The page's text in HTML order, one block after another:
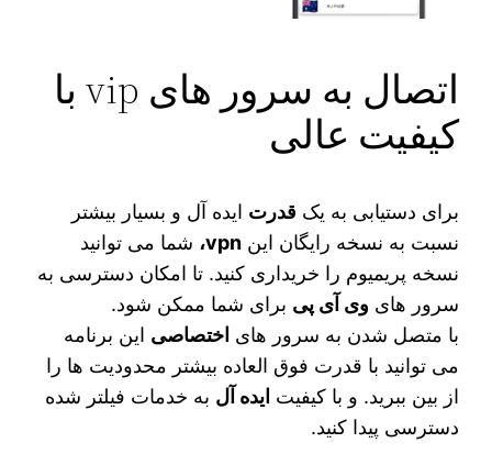
اتصال به سرور های vip با
کیفیت عالی
برای دستیابی به یک قدرت ایده آل و بسیار بیشتر
نسبت به نسخه رایگان اینvpn، شما می‌ توانید
نسخه پریمیوم را خریداری کنید. تا امکان دسترسی به
سرور های وی‌ آی‌ پی برای شما ممکن شود.
با متصل شدن به سرور های اختصاصی این برنامه
می‌ توانید با قدرت فوق العاده بیشتر محدودیت‌ ها را
از بین ببرید. و با کیفیت ایده‌ آل به خدمات فیلتر شده
دسترسی پیدا کنید.